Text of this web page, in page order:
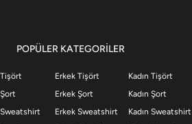
POPÜLER KATEGORİLER
Tişört
Şort
Sweatshirt
Erkek Tişört
Erkek Şort
Erkek Sweatshirt
Kadın Tişört
Kadın Şort
Kadın Sweatshirt